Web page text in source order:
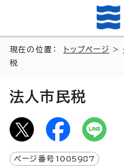
現在の位置： トップページ >
税
法人市民税
ページ番号 1005987